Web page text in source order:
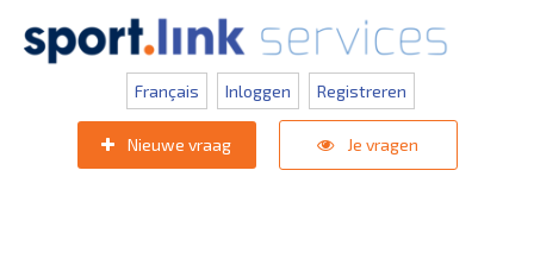
Français Inloggen Registreren
Nieuwe vraag Je vragen